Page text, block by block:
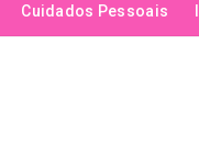
Cuidados Pessoais